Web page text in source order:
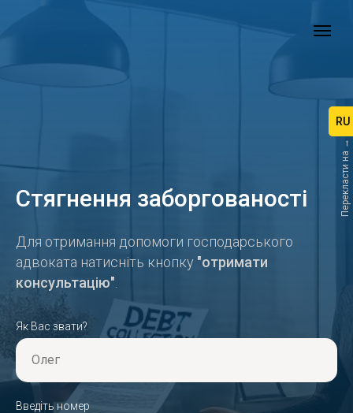
RU
Перекласти на →
Стягнення заборгованості
Для отримання допомоги господарського
адвоката натисніть кнопку "отримати
консультацію"
Як Вас звати?
Олег
Введіть номер